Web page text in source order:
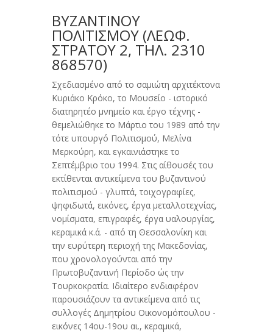
ΒΥΖΑΝΤΙΝΟΥ
ΠΟΛΙΤΙΣΜΟΥ (ΛΕΩΦ.
ΣΤΡΑΤΟΎ 2, ΤΗΛ. 2310
868570)
Σχεδιασμένο από το σαμιώτη αρχιτέκτονα
Κυριάκο Κρόκο, το Μουσείο - ιστορικό
διατηρητέο μνημείο και έργο τέχνης -
θεμελιώθηκε το Μάρτιο του 1989 από την
τότε υπουργό Πολιτισμού, Μελίνα
Μερκούρη, και εγκαινιάστηκε το
Σεπτέμβριο του 1994. Στις αίθουσές του
εκτίθενται αντικείμενα του βυζαντινού
πολιτισμού - γλυπτά, τοιχογραφίες,
ψηφιδωτά, εικόνες, έργα μεταλλοτεχνίας,
νομίσματα, επιγραφές, έργα υαλουργίας,
κεραμικά κ.ά. - από τη Θεσσαλονίκη και
την ευρύτερη περιοχή της Μακεδονίας,
που χρονολογούνται από την
Πρωτοβυζαντινή Περίοδο ώς την
Τουρκοκρατία. Ιδιαίτερο ενδιαφέρον
παρουσιάζουν τα αντικείμενα από τις
συλλογές Δημητρίου Οικονομόπουλου -
εικόνες 14ου-19ου αι., κεραμικά,